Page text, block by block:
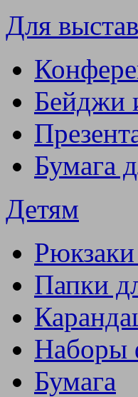
Для
Бейджи
Бумага
Детям
Папки
Наборы
Бумага